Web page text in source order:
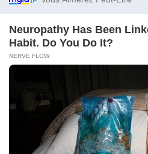
Which Uniform Is Good For Nurse?
Before You Go